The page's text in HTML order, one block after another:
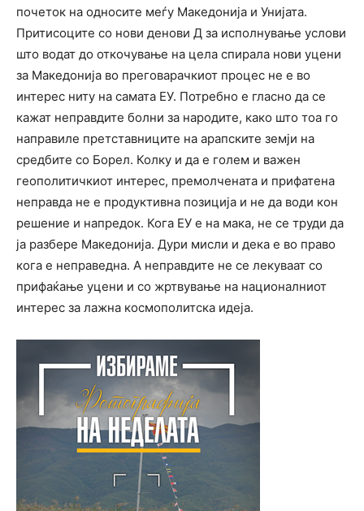
почеток на односите меѓу Македонија и Унијата.
Притисоците со нови денови Д за исполнување услови
што водат до откочување на цела спирала нови уцени
за Македонија во преговарачкиот процес не е во
интерес ниту на самата ЕУ. Потребно е гласно да се
кажат неправдите болни за народите, како што тоа го
направиле претставниците на арапските земји на
средбите со Борел. Колку и да е голем и важен
геополитичкиот интерес, премолчената и прифатена
неправда не е продуктивна позиција и не да води кон
решение и напредок. Кога ЕУ е на мака, не се труди да
ја разбере Македонија. Дури мисли и дека е во право
кога е неправедна. А неправдите не се лекуваат со
прифаќање уцени и со жртвување на националниот
интерес за лажна космополитска идеја.